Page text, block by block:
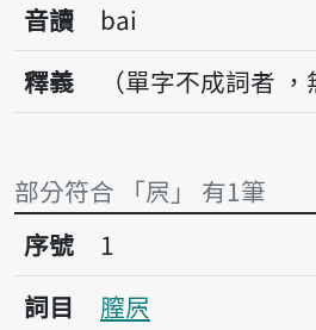
音讀
bai
釋義
（單字不成詞者 ，
部分符合 「屄」 有1筆
序號1膣屄
序號
1
詞目
膣屄